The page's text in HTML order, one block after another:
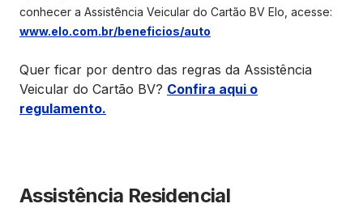
conhecer a Assistência Veicular do Cartão BV Elo, acesse:
www.elo.com.br/beneficios/auto
Quer ficar por dentro das regras da Assistência
Veicular do Cartão BV? Confira aqui o
regulamento.
Assistência Residencial